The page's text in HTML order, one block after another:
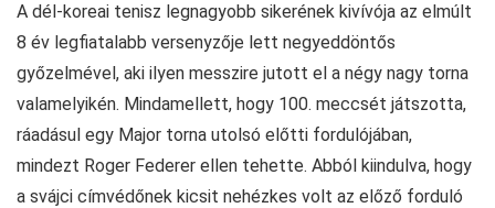
A dél-koreai tenisz legnagyobb sikerének kivívója az elmúlt
8 év legfiatalabb versenyzője lett negyeddöntős
győzelmével, aki ilyen messzire jutott el a négy nagy torna
valamelyikén. Mindamellett, hogy 100. meccsét játszotta,
ráadásul egy Major torna utolsó előtti fordulójában,
mindezt Roger Federer ellen tehette. Abból kiindulva, hogy
a svájci címvédőnek kicsit nehézkes volt az előző forduló